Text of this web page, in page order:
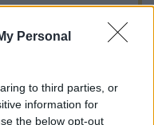
Personal
to third parties, or
information for
the below opt-out
felület